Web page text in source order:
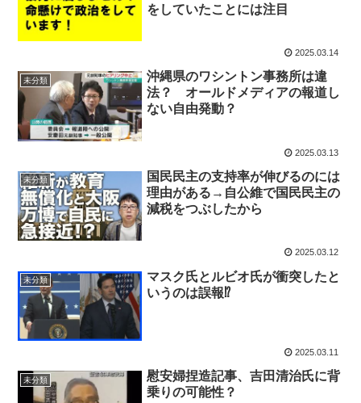
をしていたことには注目
2025.03.14
未分類
沖縄県のワシントン事務所は違
法？ オールドメディアの報道し
ない自由発動？
2025.03.13
未分類
国民民主の支持率が伸びるのには
理由がある→自公維で国民民主の
減税をつぶしたから
2025.03.12
未分類
マスク氏とルビオ氏が衝突したと
いうのは誤報⁉
2025.03.11
未分類
慰安婦捏造記事、吉田清治氏に背
乗りの可能性？